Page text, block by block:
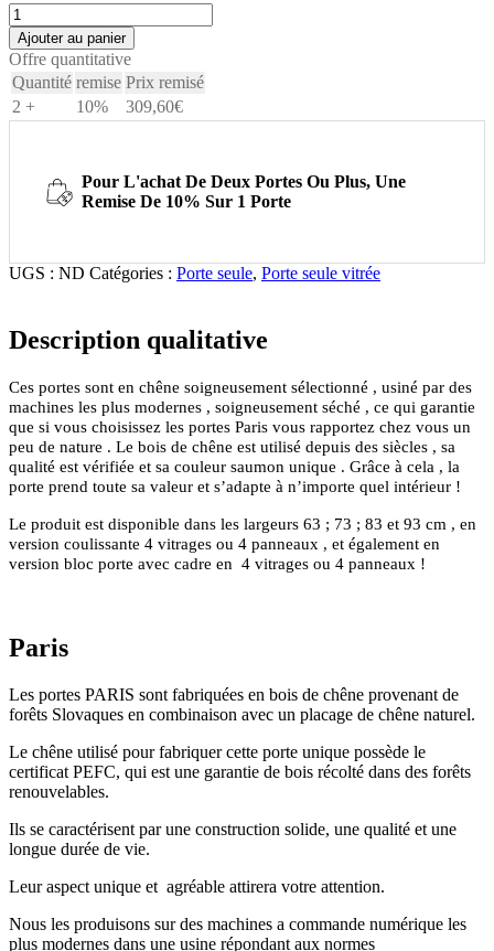
quantité
de
PARIS
-
Porte
coulissante
Ajouter au panier
Offre quantitative
Quantité remise Prix remisé
2 +
10% 309,60€
Pour L'achat De Deux Portes Ou Plus, Une
Remise De 10% Sur 1 Porte
UGS : ND Catégories : Porte seule, Porte seule vitrée
Description qualitative
Ces portes sont en chêne soigneusement sélectionné , usiné par des
machines les plus modernes , soigneusement séché , ce qui garantie
que si vous choisissez les portes Paris vous rapportez chez vous un
peu de nature . Le bois de chêne est utilisé depuis des siècles , sa
qualité est vérifiée et sa couleur saumon unique . Grâce à cela , la
porte prend toute sa valeur et s’adapte à n’importe quel intérieur !
Le produit est disponible dans les largeurs 63 ; 73 ; 83 et 93 cm , en
version coulissante 4 vitrages ou 4 panneaux , et également en
version bloc porte avec cadre en 4 vitrages ou 4 panneaux !
Paris
Les portes PARIS sont fabriquées en bois de chêne provenant de
forêts Slovaques en combinaison avec un placage de chêne naturel.
Le chêne utilisé pour fabriquer cette porte unique possède le
certificat PEFC, qui est une garantie de bois récolté dans des forêts
renouvelables.
Ils se caractérisent par une construction solide, une qualité et une
longue durée de vie.
Leur aspect unique et agréable attirera votre attention.
Nous les produisons sur des machines a commande numérique les
plus modernes dans une usine répondant aux normes